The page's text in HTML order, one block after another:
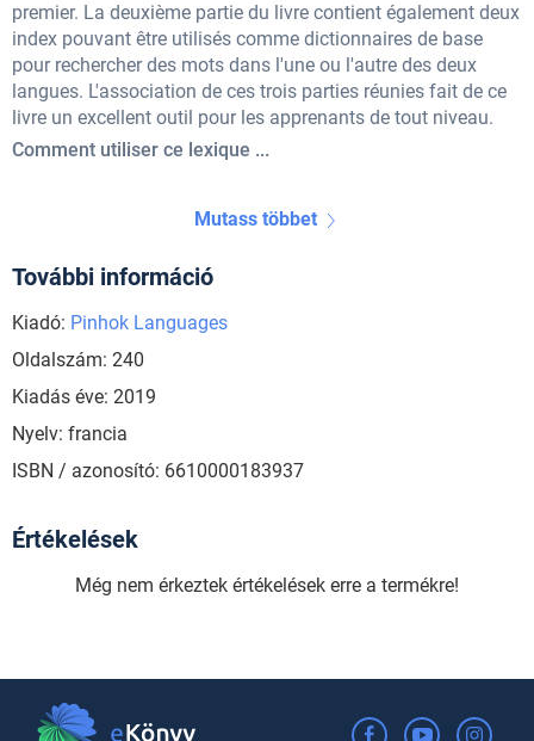
premier. La deuxième partie du livre contient également deux
index pouvant être utilisés comme dictionnaires de base
pour rechercher des mots dans l'une ou l'autre des deux
langues. L'association de ces trois parties réunies fait de ce
livre un excellent outil pour les apprenants de tout niveau.
Comment utiliser ce lexique ...
Mutass többet
További információ
Kiadó: Pinhok Languages
Oldalszám: 240
Kiadás éve: 2019
Nyelv: francia
ISBN / azonosító: 6610000183937
Értékelések
Még nem érkeztek értékelések erre a termékre!